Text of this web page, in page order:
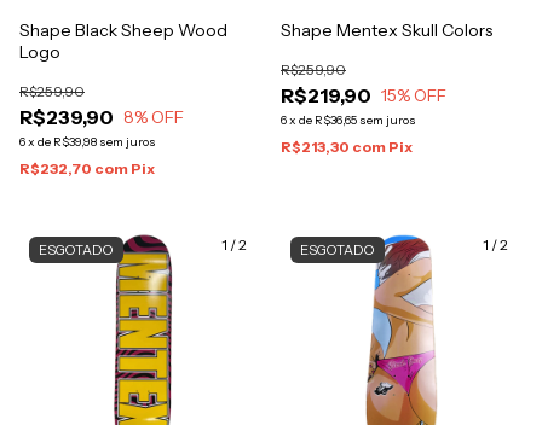
Shape Black Sheep Wood
Logo
R$239,90
R$259,90
8% OFF
6x de R$39,98 sem juros
R$232,70 com Pix
Shape Mentex Skull Colors
R$219,90
R$259,90
15% OFF
6x de R$36,65 sem juros
R$213,30 com Pix
1 /2
ESGOTADO 1 /2
ESGOTADO